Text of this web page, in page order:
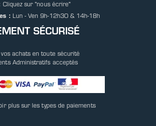
Cliquez sur"nous écrire"
: Lun - Ven 9h-12h30 & 14h-18h
SÉCURISÉ
vos achats en toute sécurité
Administratifs acceptés
plus sur les types de paiements